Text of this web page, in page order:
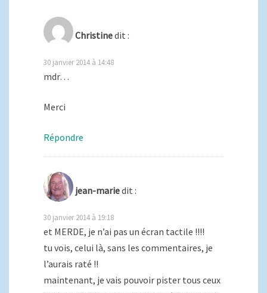
Christinedit :
30 janvier 2014 à 14:48
mdr…
Merci
Répondre
jean-mariedit :
30 janvier 2014 à 19:18
et MERDE, je n’ai pas un écran tactile !!!!
tu vois, celui là, sans les commentaires, je
l’aurais raté !!
maintenant, je vais pouvoir pister tous ceux